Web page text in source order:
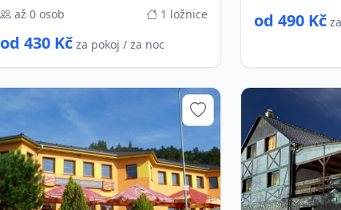
až 0 osob
1 ložnice
od 430 Kč za pokoj / za noc
od 490 Kč